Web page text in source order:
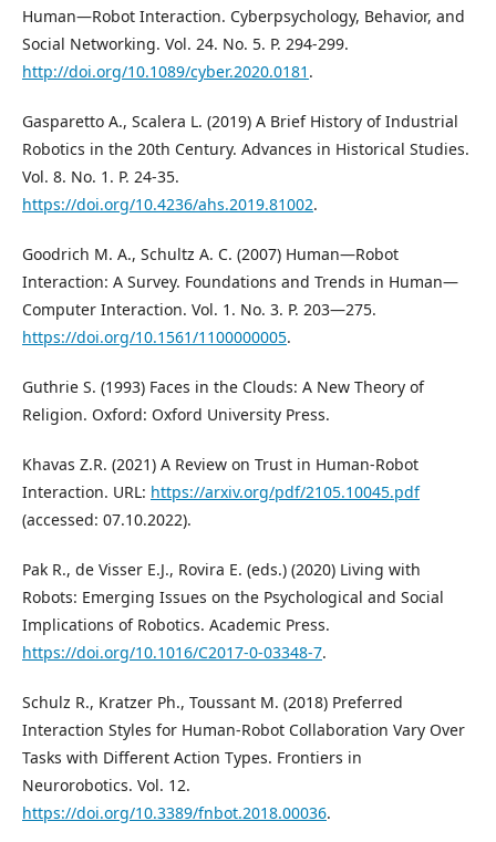
Human—Robot Interaction. Cyberpsychology, Behavior, and
Social Networking. Vol. 24. No. 5. P. 294-299.
http://doi.org/10.1089/cyber.2020.0181 .
Gasparetto A., Scalera L. (2019) A Brief History of Industrial
Robotics in the 20th Century. Advances in Historical Studies.
Vol. 8. No. 1. P. 24-35.
https://doi.org/10.4236/ahs.2019.81002.
Goodrich M. A., Schultz A. C. (2007) Human—Robot
Interaction: A Survey. Foundations and Trends in Human—
Computer Interaction. Vol. 1. No. 3. P. 203—275.
https://doi.org/10.1561/1100000005.
Guthrie S. (1993) Faces in the Clouds: A New Theory of
Religion. Oxford: Oxford University Press.
Khavas Z.R. (2021) A Review on Trust in Human-Robot
Interaction. URL: https://arxiv.org/pdf/2105.10045.pdf
(accessed: 07.10.2022).
Pak R., de Visser E.J., Rovira E. (eds.) (2020) Living with
Robots: Emerging Issues on the Psychological and Social
Implications of Robotics. Academic Press.
https://doi.org/10.1016/C2017-0-03348-7.
Schulz R., Kratzer Ph., Toussant M. (2018) Preferred
Interaction Styles for Human-Robot Collaboration Vary Over
Tasks with Different Action Types. Frontiers in
Neurorobotics. Vol. 12.
https://doi.org/10.3389/fnbot.2018.00036.